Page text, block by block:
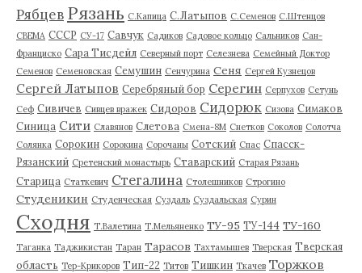
Рябцев Рязань С.Капица С.Латыпов С.Семенов С.Штенцов
СВЕМА СССР СУ-17 Савчук Садиков Садовое кольцо Сальников Сан-
Франциско Сара Тисдейл Северный порт Селезнева Семейный Доктор
Семенов Семеновская Семушин Сенчурина Сеня Сергей Кузнецов
Сергей Латыпов Серебряный бор Серегин Серпухов Сетунь
Сеф Сивичев Сивцев вражек Сидоров Сидорюк Сизова Симаков
Синица Сити Славянов Слетова Смена-8М Снетков Соколов Солотча
Солянка Сорокин Сорокина Сорочаны Сотский Спас Спасск-
Рязанский Сретенский монастырь Ставарский Старая Рязань
Старица Статкевич Стегалина Столешников Строгино
Студеникин Студенческая Суздаль Суздальская Сурин
Сходня Т.Валетина Т.Мельяненко ТУ-95 ТУ-144 ТУ-160
Таганка Таджикистан Таран Тарасов Тахтамышев Тверская Тверская
область Тер-Крикоров Тип-22 Титов Тишкин Ткачев Торжков